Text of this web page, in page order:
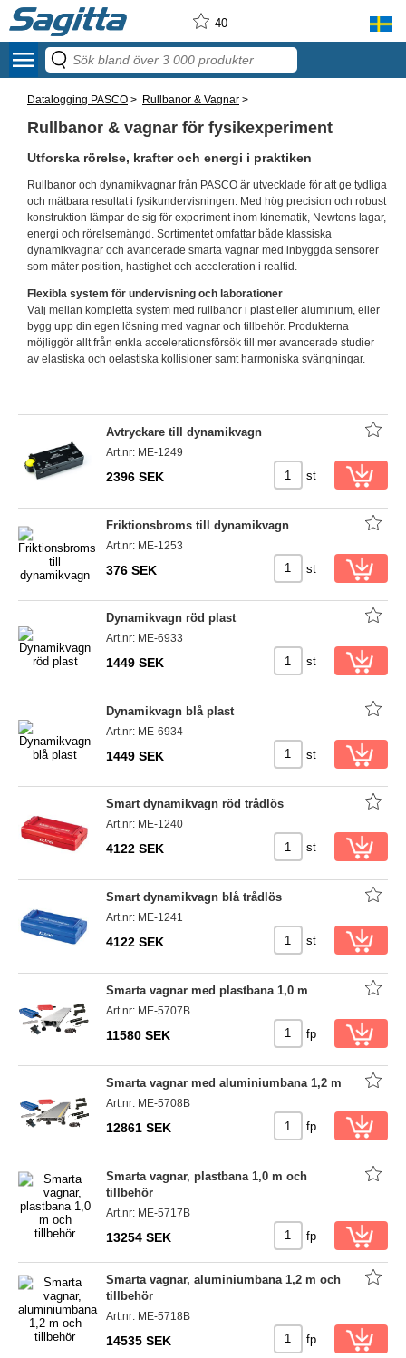
40
menu
Datalogging PASCO > Rullbanor & Vagnar >
Rullbanor & vagnar för fysikexperiment
Utforska rörelse, krafter och energi i praktiken
Rullbanor och dynamikvagnar från PASCO är utvecklade för att ge tydliga
och mätbara resultat i fysikundervisningen. Med hög precision och robust
konstruktion lämpar de sig för experiment inom kinematik, Newtons lagar,
energi och rörelsemängd. Sortimentet omfattar både klassiska
dynamikvagnar och avancerade smarta vagnar med inbyggda sensorer
som mäter position, hastighet och acceleration i realtid.
Flexibla system för undervisning och laborationer
Välj mellan kompletta system med rullbanor i plast eller aluminium, eller
bygg upp din egen lösning med vagnar och tillbehör. Produkterna
möjliggör allt från enkla accelerationsförsök till mer avancerade studier
av elastiska och oelastiska kollisioner samt harmoniska svängningar.
Avtryckare till dynamikvagn
Art.nr: ME-1249
2396 SEK st
Friktionsbroms till dynamikvagn
Art.nr: ME-1253
376 SEK st
Dynamikvagn röd plast
Art.nr: ME-6933
1449 SEK st
Dynamikvagn blå plast
Art.nr: ME-6934
1449 SEK st
Smart dynamikvagn röd trådlös
Art.nr: ME-1240
4122 SEK st
Smart dynamikvagn blå trådlös
Art.nr: ME-1241
4122 SEK st
Smarta vagnar med plastbana 1,0 m
Art.nr: ME-5707B
11580 SEK fp
Smarta vagnar med aluminiumbana 1,2 m
Art.nr: ME-5708B
12861 SEK fp
Smarta vagnar, plastbana 1,0 m och
tillbehör
Art.nr: ME-5717B
13254 SEK fp
Smarta vagnar, aluminiumbana 1,2 m och
tillbehör
Art.nr: ME-5718B
14535 SEK fp